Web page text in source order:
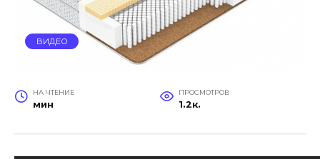
ВИДЕО
НА ЧТЕНИЕ
мин
ПРОСМОТРОВ
1.2к.